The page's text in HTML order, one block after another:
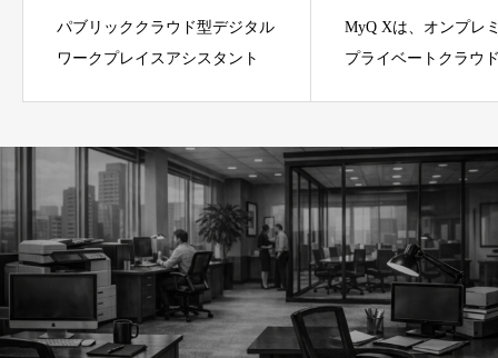
パブリッククラウド型デジタル
ワークプレイスアシスタント
MyQ Xは、オンプレ
プライベートクラウ